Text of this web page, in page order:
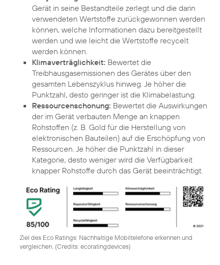
Gerät in seine Bestandteile zerlegt und die darin
verwendeten Wertstoffe zurückgewonnen werden
können, welche Informationen dazu bereitgestellt
werden und wie leicht die Wertstoffe recycelt
werden können.
Klimaverträglichkeit: Bewertet die
Treibhausgasemissionen des Gerätes über den
gesamten Lebenszyklus hinweg. Je höher die
Punktzahl, desto geringer ist die Klimabelastung.
Ressourcenschonung: Bewertet die Auswirkungen
der im Gerät verbauten Menge an knappen
Rohstoffen (z. B. Gold für die Herstellung von
elektronischen Bauteilen) auf die Erschöpfung von
Ressourcen. Je höher die Punktzahl in dieser
Kategorie, desto weniger wird die Verfügbarkeit
knapper Rohstoffe durch das Gerät beeinträchtigt.
Ziel des Eco Ratings: Nachhaltige Mobiltelefone erkennen und
vergleichen. (Credits: ecoratingdevices)